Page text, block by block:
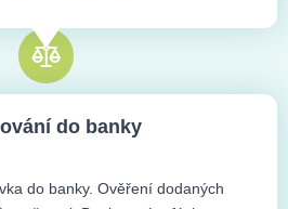
do banky
do banky. Ověření dodaných